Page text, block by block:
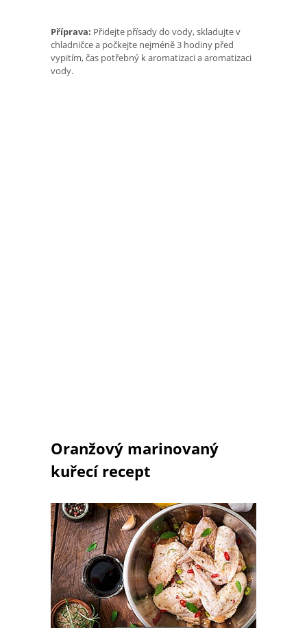
Příprava: Přidejte přísady do vody, skladujte v
chladničce a počkejte nejméně 3 hodiny před
vypitím, čas potřebný k aromatizaci a aromatizaci
vody.
Oranžový marinovaný
kuřecí recept